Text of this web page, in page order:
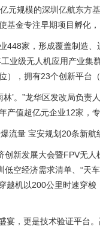
元规模的深圳亿航东方
基金专注早期项目孵化
448家，形成覆盖制造
业级无人机应用产业集
），拥有23个创新平台
林’。”龙华区发改局负
产值超亿元企业12家，
流量 宝安规划20条新航
创新发展大会暨FPV无
低空经济需求清单、“天
越机以200公里时速穿
宴，更是技术验证平台